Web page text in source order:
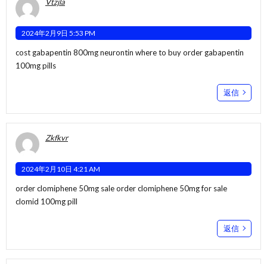
2024年2月9日 5:53 PM
cost gabapentin 800mgneurontin where to buyorder gabapentin
100mg pills
返信
Zkfkvr
2024年2月10日 4:21 AM
order clomiphene 50mg saleorder clomiphene 50mg for sale
clomid 100mg pill
返信